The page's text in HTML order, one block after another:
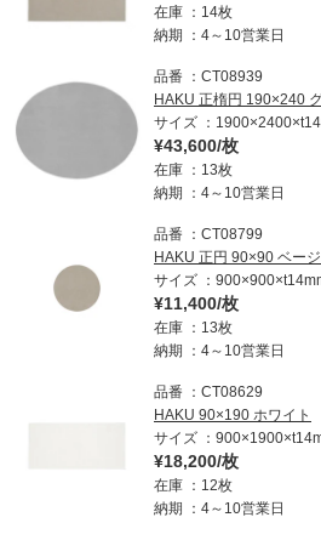
在庫
14枚
納期
4～10営業日
品番
CT08939
HAKU 正楕円 190×240
サイズ
¥43,600/枚
在庫
13枚
納期
4～10営業日
品番
CT08799
HAKU 正円 90×90 ベー
サイズ
¥11,400/枚
在庫
13枚
納期
4～10営業日
品番
CT08629
HAKU 90×190 ホワイト
サイズ
¥18,200/枚
在庫
12枚
納期
4～10営業日